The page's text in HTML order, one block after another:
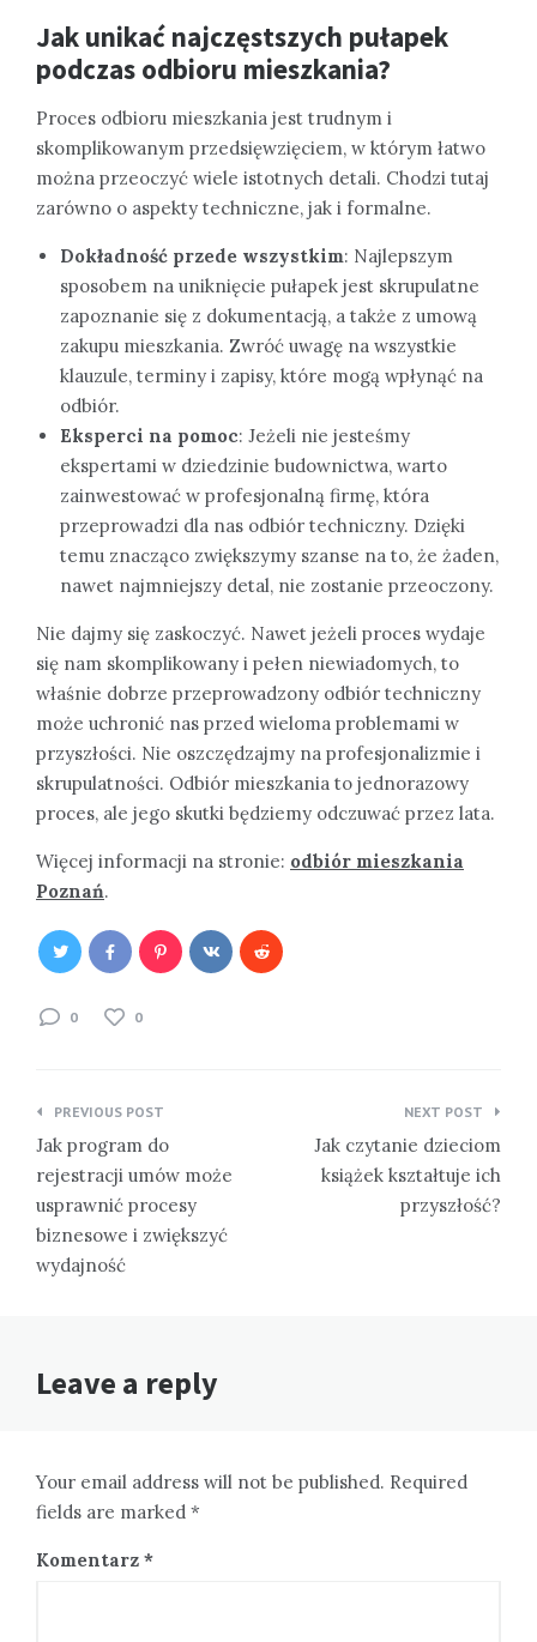
Jak unikać najczęstszych pułapek
podczas odbioru mieszkania?
Proces odbioru mieszkania jest trudnym i
skomplikowanym przedsięwzięciem, w którym łatwo
można przeoczyć wiele istotnych detali. Chodzi tutaj
zarówno o aspekty techniczne, jak i formalne.
Dokładność przede wszystkim: Najlepszym
sposobem na uniknięcie pułapek jest skrupulatne
zapoznanie się z dokumentacją, a także z umową
zakupu mieszkania. Zwróć uwagę na wszystkie
klauzule, terminy i zapisy, które mogą wpłynąć na
odbiór.
Eksperci na pomoc: Jeżeli nie jesteśmy
ekspertami w dziedzinie budownictwa, warto
zainwestować w profesjonalną firmę, która
przeprowadzi dla nas odbiór techniczny. Dzięki
temu znacząco zwiększymy szanse na to, że żaden,
nawet najmniejszy detal, nie zostanie przeoczony.
Nie dajmy się zaskoczyć. Nawet jeżeli proces wydaje
się nam skomplikowany i pełen niewiadomych, to
właśnie dobrze przeprowadzony odbiór techniczny
może uchronić nas przed wieloma problemami w
przyszłości. Nie oszczędzajmy na profesjonalizmie i
skrupulatności. Odbiór mieszkania to jednorazowy
proces, ale jego skutki będziemy odczuwać przez lata.
Więcej informacji na stronie: odbiór mieszkania
Poznań.
0 0
Nawigacja
wpisu
PREVIOUS POST
Jak program do
rejestracji umów może
usprawnić procesy
biznesowe i zwiększyć
wydajność
NEXT POST
Jak czytanie dzieciom
książek kształtuje ich
przyszłość?
Leave a reply
Your email address will not be published. Required
fields are marked *
Komentarz *